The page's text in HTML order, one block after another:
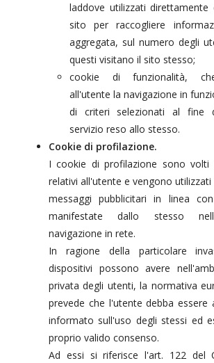
laddove utilizzati direttamente
sito per raccogliere
aggregata, sul numero degli
questi visitano il sito stesso;
cookie di funzionalità,
all'utente la navigazione in
di criteri selezionati al fine
servizio reso allo stesso.
Cookie di profilazione.
I cookie di profilazione sono volti
relativi all'utente e vengono utilizzati
messaggi pubblicitari in linea
manifestate dallo stesso
navigazione in rete.
In ragione della particolare
dispositivi possono avere
privata degli utenti, la normativa
prevede che l'utente debba essere
informato sull'uso degli stessi ed
proprio valido consenso.
Ad essi si riferisce l'art. 122 del